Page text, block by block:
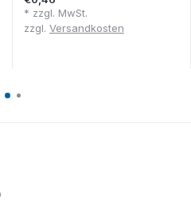
* zzgl. MwSt.
zzgl. Versandkosten